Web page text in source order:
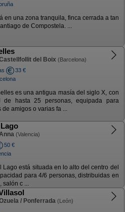
en una zona tranquila, finca cerrada a tan
de Compostela. ...
del Boix (Barcelona)
33 €
es una antigua masía del siglo X, con
de hasta 25 personas, equipada para
amigos o varias fa ...
(Valencia)
50 €
Lago está situada en lo alto del centro del
para 4/6 personas, distribuidas en
salón c ...
/ Ponferrada (León)